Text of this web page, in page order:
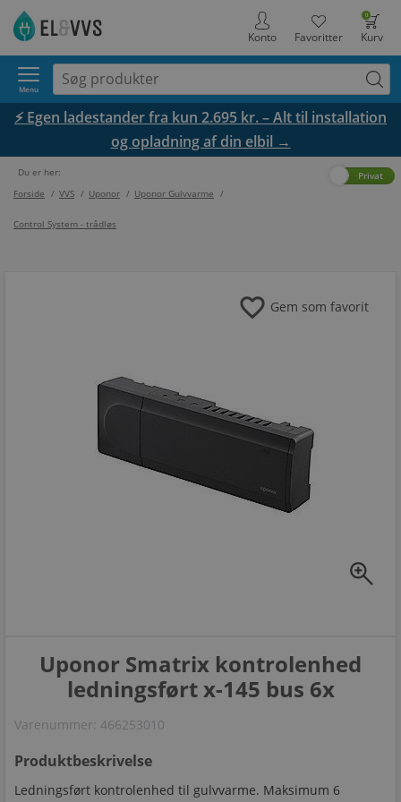
0
Kurv
Favoritter
Konto
Menu
⚡ Egen ladestander fra kun 2.695 kr. – Alt til installation
og opladning af din elbil →
Du er her:
Forside / VVS / Uponor / Uponor Gulvvarme /
Control System - trådløs
Privat
zoom_in
favorite Gem som favorit
Uponor Smatrix kontrolenhed
ledningsført x-145 bus 6x
Varenummer: 466253010
Produktbeskrivelse
Ledningsført kontrolenhed til gulvvarme. Maksimum 6